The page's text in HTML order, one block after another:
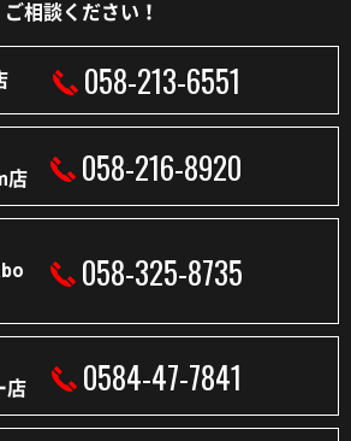
ご相談ください！
058-213-6551
店
058-216-8920
058-325-8735
店
0584-47-7841